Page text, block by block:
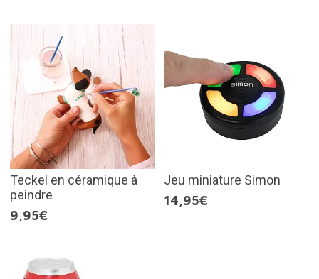
Teckel en céramique à
peindre
9,95€
Jeu miniature Simon
14,95€